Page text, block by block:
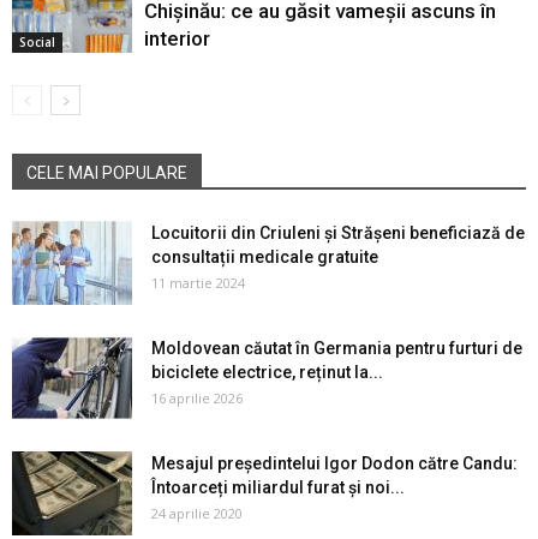
Social
Chișinău: ce au găsit vameșii ascuns în
interior
CELE MAI POPULARE
Locuitorii din Criuleni și Strășeni beneficiază de
consultații medicale gratuite
11 martie 2024
Moldovean căutat în Germania pentru furturi de
biciclete electrice, reținut la...
16 aprilie 2026
Mesajul președintelui Igor Dodon către Candu:
Întoarceți miliardul furat și noi...
24 aprilie 2020